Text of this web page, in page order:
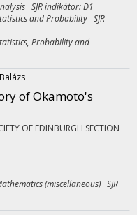
SJR indikátor: D1
and Probability SJR
Probability and
of Okamoto's
OF EDINBURGH SECTION
(miscellaneous) SJR